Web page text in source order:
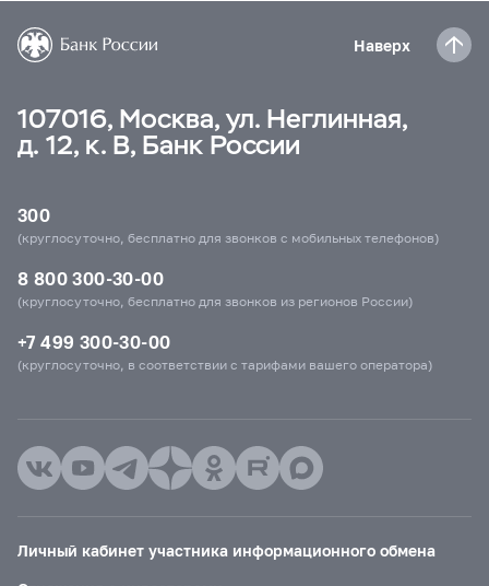
Наверх
107016, Москва, ул. Неглинная,
д. 12, к. В, Банк России
300
(круглосуточно, бесплатно для звонков с мобильных телефонов)
8 800 300-30-00
(круглосуточно, бесплатно для звонков из регионов России)
+7 499 300-30-00
(круглосуточно, в соответствии с тарифами вашего оператора)
Личный кабинет участника информационного обмена